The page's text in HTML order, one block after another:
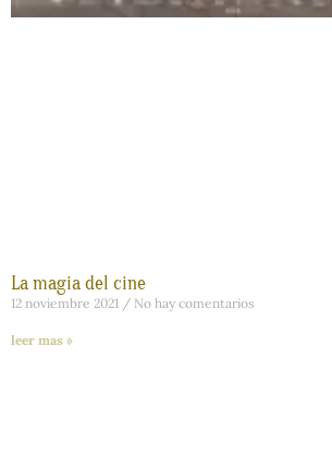
La magia del cine
12 noviembre 2021 No hay comentarios
leer mas »